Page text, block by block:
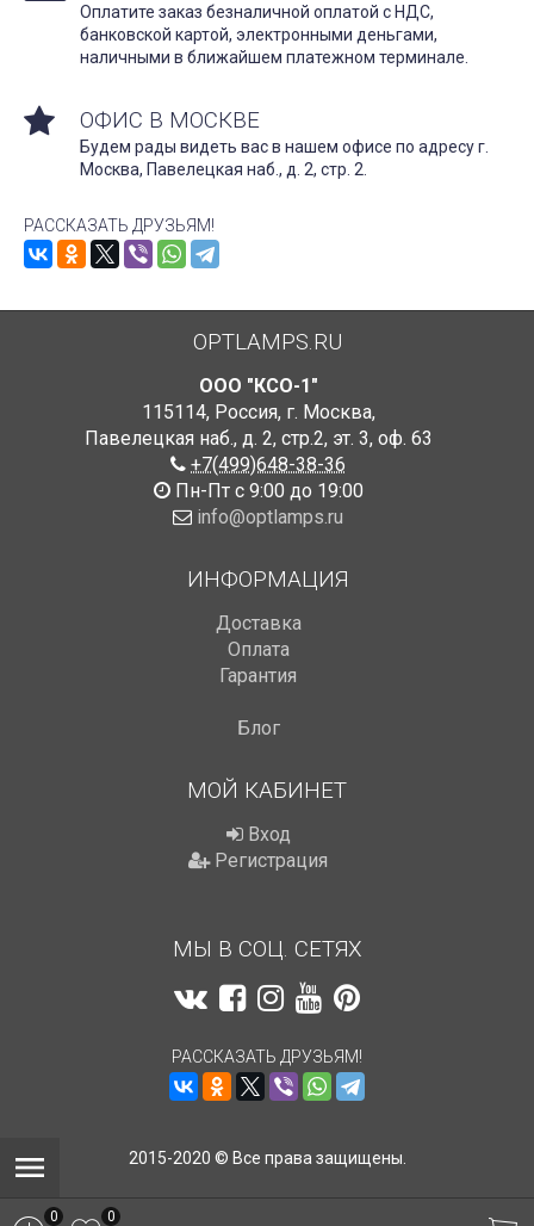
Оплатите заказ безналичной оплатой с НДС,
банковской картой, электронными деньгами,
наличными в ближайшем платежном терминале.
ОФИС В МОСКВЕ
Будем рады видеть вас в нашем офисе по адресу г.
Москва, Павелецкая наб., д. 2, стр. 2.
РАССКАЗАТЬ ДРУЗЬЯМ!
OPTLAMPS.RU
ООО "КСО-1"
115114, Россия, г. Москва,
Павелецкая наб., д. 2, стр.2, эт. 3, оф. 63
+7(499)648-38-36
Пн-Пт с 9:00 до 19:00
info@optlamps.ru
ИНФОРМАЦИЯ
Доставка
Оплата
Гарантия
Блог
МОЙ КАБИНЕТ
Вход
Регистрация
МЫ В СОЦ. СЕТЯХ
РАССКАЗАТЬ ДРУЗЬЯМ!
2015-2020 © Все права защищены.
0 0